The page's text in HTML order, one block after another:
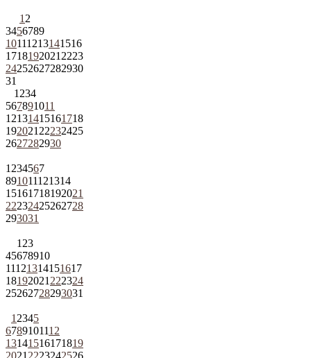
1 2
3456789
10111213141516
1718192021 2223
24252627282930
31
1 234
567891011
12131415161718
192021 22232425
2627282930
1 234567
891011121314
15161718192021
22232425262728
293031
1 23
45678910
11121314151617
18192021 222324
25262728293031
1 2345
6789101112
13141516171819
2021 2223242526